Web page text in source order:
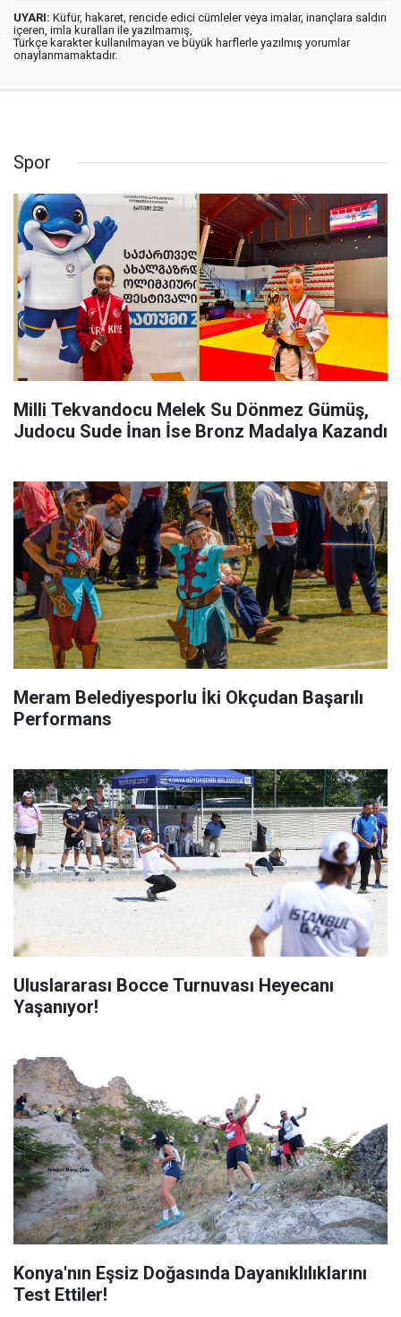
UYARI: Küfür, hakaret, rencide edici cümleler veya imalar, inançlara saldırı
içeren, imla kuralları ile yazılmamış,
Türkçe karakter kullanılmayan ve büyük harflerle yazılmış yorumlar
onaylanmamaktadır.
Spor
Milli Tekvandocu Melek Su Dönmez Gümüş,
Judocu Sude İnan İse Bronz Madalya Kazandı
Meram Belediyesporlu İki Okçudan Başarılı
Performans
Uluslararası Bocce Turnuvası Heyecanı
Yaşanıyor!
Konya'nın Eşsiz Doğasında Dayanıklılıklarını
Test Ettiler!